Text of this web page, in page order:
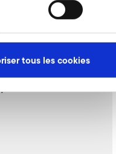
tous les cookies